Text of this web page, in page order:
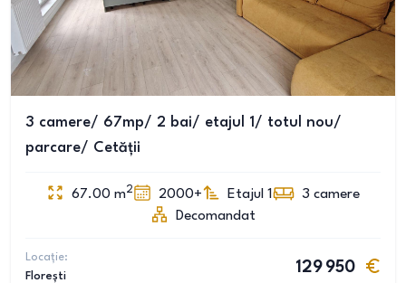
3 camere/ 67mp/ 2 bai/ etajul 1/ totul nou/
parcare/ Cetății
67.00 m2 2000+ Etajul 1 3 camere
Decomandat
Locație:
Florești
129 950